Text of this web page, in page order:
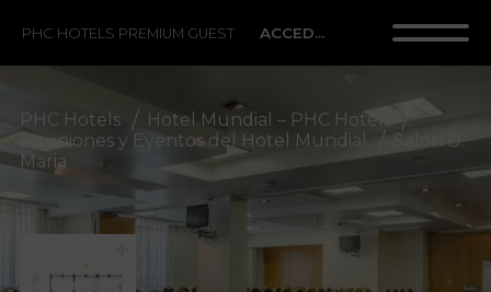
PHC HOTELS PREMIUM GUEST ACCEDER
PHC Hotels
Hotel Mundial – PHC Hotels
Reuniones y Eventos del Hotel Mundial
Salón D.
Maria